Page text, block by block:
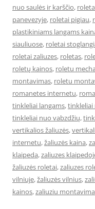
nuo saulės ir karščio,
panevezyje, roletai pigiau,
plastikiniams langams
siauliuose, roletai
roletai zaliuzes, roletas,
roletų kainos, roletu
montavimas, roletu
romanetes internetu,
tinkleliai langams,tinkleliai
tinkleliai nuo vabzdžių,
vertikalios žaliuzės,
internetu,žaliuzės kaina,
klaipeda,zaliuzes
žaliuzės roletai,zaliuzes
vilniuje,žaliuzės vilnius,
kainos,zaliuziu